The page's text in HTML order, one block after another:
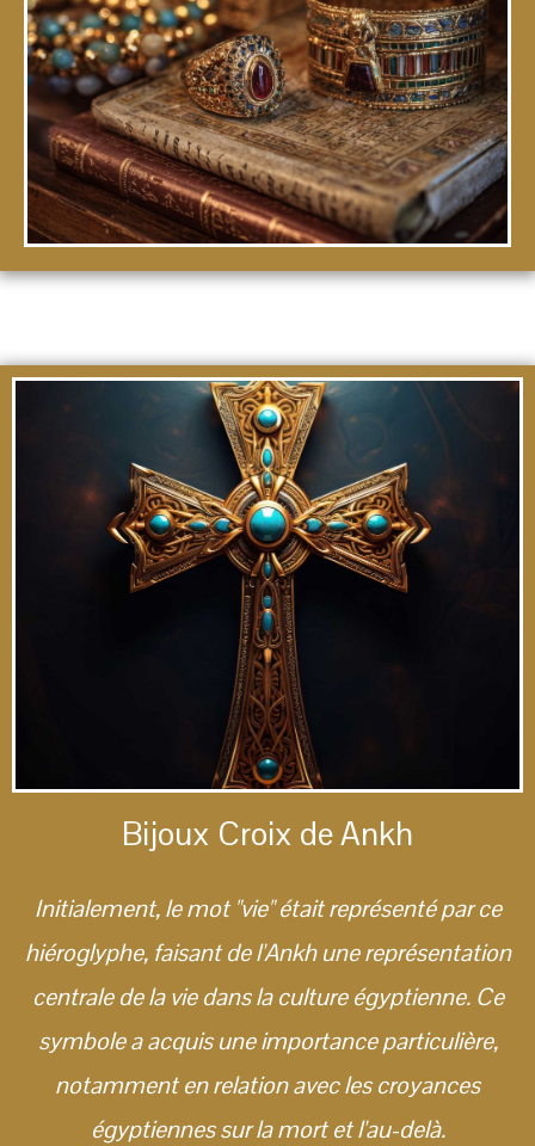
Bijoux Croix de Ankh
Initialement, le mot "vie" était représenté par ce
hiéroglyphe, faisant de l'Ankh une représentation
centrale de la vie dans la culture égyptienne. Ce
symbole a acquis une importance particulière,
notamment en relation avec les croyances
égyptiennes sur la mort et l'au-delà.